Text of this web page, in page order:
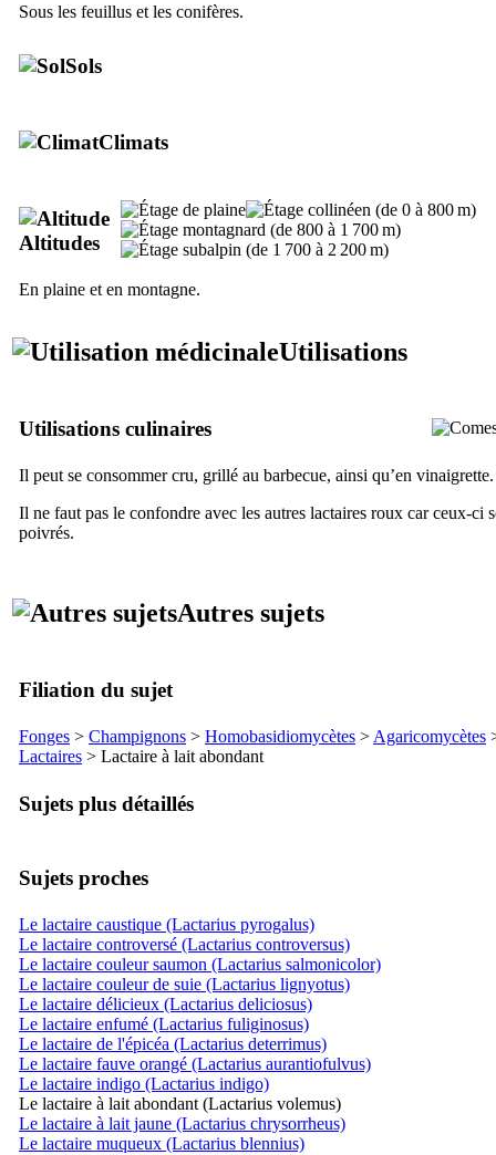
Sous les feuillus et les conifères.
Sols
Climats
Altitudes
En plaine et en montagne.
Utilisations
Utilisations culinaires
Il peut se consommer cru, grillé au barbecue, ainsi qu’en vinaigrette.
Il ne faut pas le confondre avec les autres lactaires roux car ceux-ci
poivrés.
Autres sujets
Filiation du sujet
Fonges > Champignons > Homobasidiomycètes > Agaricomycètes
Lactaires > Lactaire à lait abondant
Sujets plus détaillés
Sujets proches
Le lactaire caustique (Lactarius pyrogalus)
Le lactaire controversé (Lactarius controversus)
Le lactaire couleur saumon (Lactarius salmonicolor)
Le lactaire couleur de suie (Lactarius lignyotus)
Le lactaire délicieux (Lactarius deliciosus)
Le lactaire enfumé (Lactarius fuliginosus)
Le lactaire de l'épicéa (Lactarius deterrimus)
Le lactaire fauve orangé (Lactarius aurantiofulvus)
Le lactaire indigo (Lactarius indigo)
Le lactaire à lait abondant (Lactarius volemus)
Le lactaire à lait jaune (Lactarius chrysorrheus)
Le lactaire muqueux (Lactarius blennius)